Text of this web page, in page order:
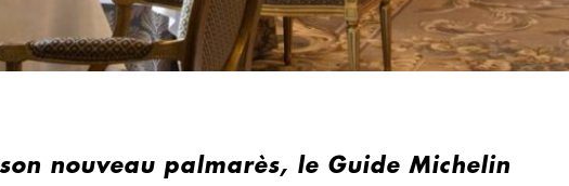
nouveau palmarès, le Guide Michelin